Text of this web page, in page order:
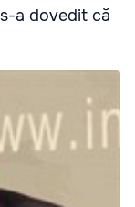
a dovedit că